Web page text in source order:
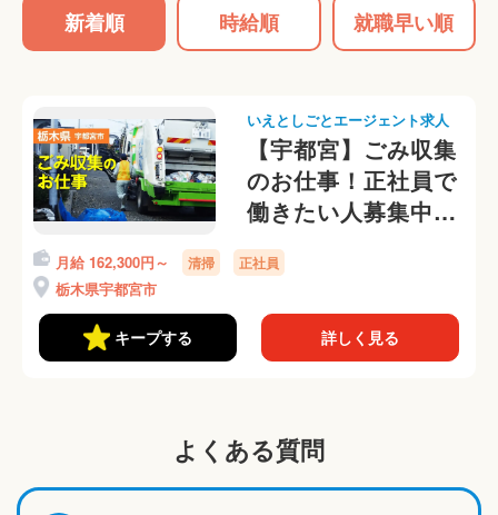
新着順 時給順 就職早い順
いえとしごとエージェント求人
【宇都宮】ごみ収集
のお仕事！正社員で
働きたい人募集中◎
携帯なしOKです
月給 162,300円～ 清掃 正社員
栃木県宇都宮市
キープする 詳しく見る
よくある質問